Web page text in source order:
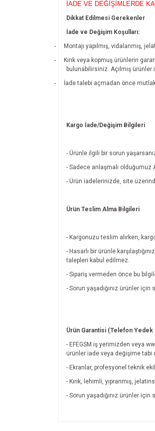
İADE VE DEĞİŞİMLERDE
Dikkat Edilmesi Gerekenler
İade ve Değişim Koşulları:
-
Montajı yapılmış, vidalanmış,
-
Kırık veya kopmuş ürünlerin
bulunabilirsiniz. Açılmış
-
İade talebi açmadan önce
Kargo İade/Değişim Bilgileri
- Ürünle ilgili bir sorun
- Sadece anlaşmalı olduğumuz
- Ürün iadelerinizde, site
Ürün Teslim Alma Bilgileri
- Kargonuzu teslim alırken,
- Hasarlı bir ürünle
talepleri kabul edilmez.
- Sipariş vermeden önce bu
- Sorun yaşadığınız ürünler
Ürün Garantisi (Telefon Yedek
- EFEGSM iş yerimizden veya
ürünler iade veya değişime tabi
- Ekranlar, profesyonel teknik
- Kırık, lehimli, yıpranmış,
- Sorun yaşadığınız ürünler